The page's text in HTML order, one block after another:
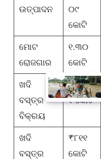
ଉତ୍ପାଦନ
୦୯
କୋଟି
ମୋଟ
ରୋଜଗାର
୧.୩୦
କୋଟି
ଖଦି
ବସ୍ତ୍ର
ବିକ୍ରୟ
₹୧,୦୮
୧ କୋଟି
ଖଦି
ବସ୍ତ୍ର
₹୮୧୧
କୋଟି